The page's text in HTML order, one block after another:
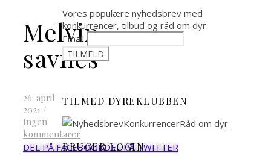
Melvin
savnes
26. april
2021 /
Ingen
kommentarer
DEL PÅ FACEBOOKDEL PÅ TWITTER
Vores populære nyhedsbrev med
konkurrencer, tilbud og råd om dyr.
Email
TILMED DYREKLUBBEN
BRUGER LOGIN